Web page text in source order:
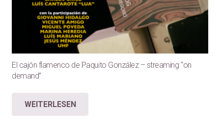
El cajón flamenco de Paquito González – streaming “on
demand”
WEITERLESEN